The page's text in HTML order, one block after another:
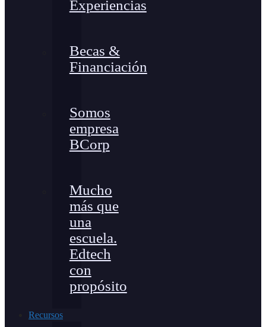
Experiencias
Becas &
Financiación
Somos
empresa
BCorp
Mucho
más que
una
escuela.
Edtech
con
propósito
Recursos